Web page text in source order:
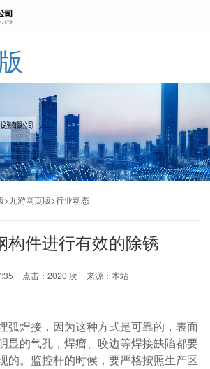
网站九游网页版
公司简介
九游网页版
产品展示
成功案例
>九游网页版>行业动态
构件进行有效的除锈
点击：2020 次 来源：本站
弧焊接，因为这种方式是可靠的，表面
显的气孔，焊瘤、咬边等焊接缺陷都要
的。监控杆的时候，要严格按照生产区